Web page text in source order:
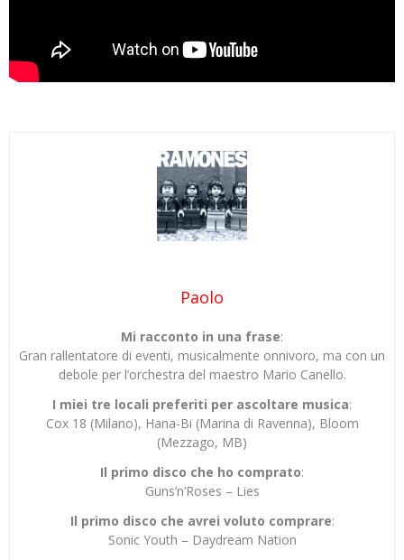
Paolo
Mi racconto in una frase:
Gran rallentatore di eventi, musicalmente onnivoro, ma con un
debole per l’orchestra del maestro Mario Canello.
I miei tre locali preferiti per ascoltare musica:
Cox 18 (Milano), Hana-Bi (Marina di Ravenna), Bloom
(Mezzago, MB)
Il primo disco che ho comprato:
Guns’n’Roses – Lies
Il primo disco che avrei voluto comprare:
Sonic Youth – Daydream Nation